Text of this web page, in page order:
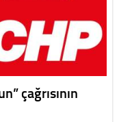
çağrısının